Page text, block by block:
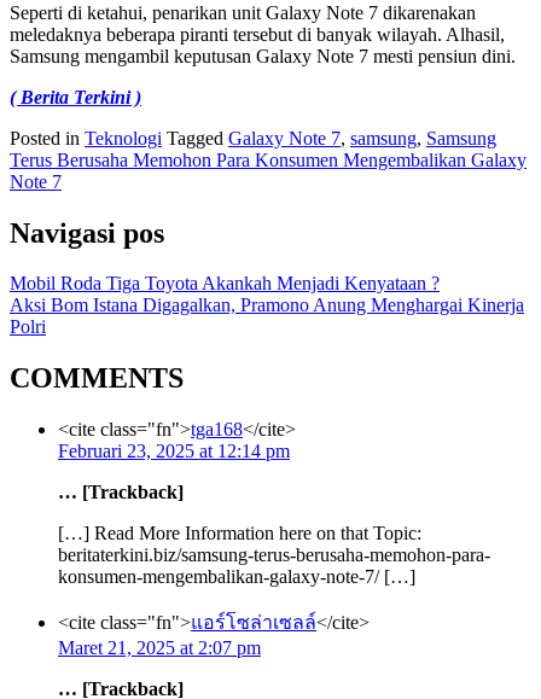
Seperti di ketahui, penarikan unit Galaxy Note 7 dikarenakan
meledaknya beberapa piranti tersebut di banyak wilayah. Alhasil,
Samsung mengambil keputusan Galaxy Note 7 mesti pensiun dini.
( Berita Terkini )
Posted in Teknologi Tagged Galaxy Note 7, samsung, Samsung
Terus Berusaha Memohon Para Konsumen Mengembalikan Galaxy
Note 7
Navigasi pos
Mobil Roda Tiga Toyota Akankah Menjadi Kenyataan ?
Aksi Bom Istana Digagalkan, Pramono Anung Menghargai Kinerja
Polri
COMMENTS
<cite class="fn">tga168</cite>
Februari 23, 2025 at 12:14 pm
… [Trackback]
[…] Read More Information here on that Topic:
beritaterkini.biz/samsung-terus-berusaha-memohon-para-
konsumen-mengembalikan-galaxy-note-7/ […]
<cite class="fn">แอร์โซล่าเซลล์</cite>
Maret 21, 2025 at 2:07 pm
… [Trackback]